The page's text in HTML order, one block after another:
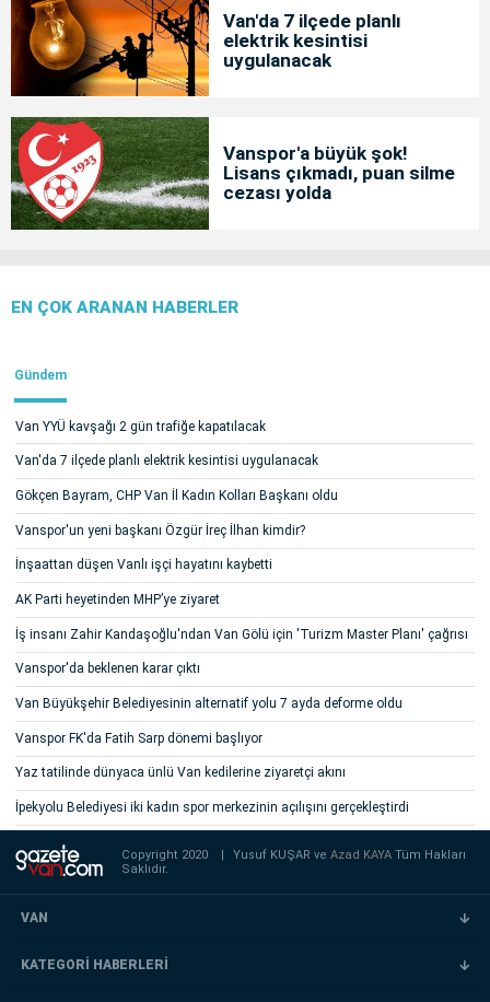
Van'da 7 ilçede planlı
elektrik kesintisi
uygulanacak
Vanspor'a büyük şok!
Lisans çıkmadı, puan silme
cezası yolda
EN ÇOK ARANAN HABERLER
Gündem
Van YYÜ kavşağı 2 gün trafiğe kapatılacak
Van'da 7 ilçede planlı elektrik kesintisi uygulanacak
Gökçen Bayram, CHP Van İl Kadın Kolları Başkanı oldu
Vanspor'un yeni başkanı Özgür İreç İlhan kimdir?
İnşaattan düşen Vanlı işçi hayatını kaybetti
AK Parti heyetinden MHP’ye ziyaret
İş insanı Zahir Kandaşoğlu'ndan Van Gölü için 'Turizm Master Planı' çağrısı
Vanspor'da beklenen karar çıktı
Van Büyükşehir Belediyesinin alternatif yolu 7 ayda deforme oldu
Vanspor FK'da Fatih Sarp dönemi başlıyor
Yaz tatilinde dünyaca ünlü Van kedilerine ziyaretçi akını
İpekyolu Belediyesi iki kadın spor merkezinin açılışını gerçekleştirdi
Copyright 2020 | Yusuf KUŞAR veAzad KAYATüm Hakları
Saklıdır.
VAN
KATEGORİ HABERLERİ